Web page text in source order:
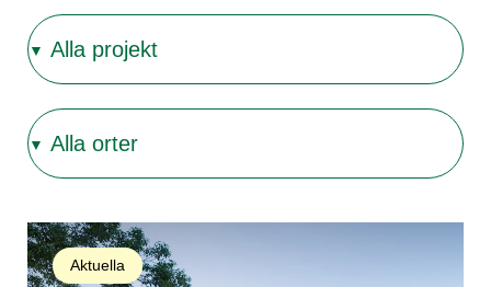
▼ Alla projekt
▼ Alla orter
Aktuella